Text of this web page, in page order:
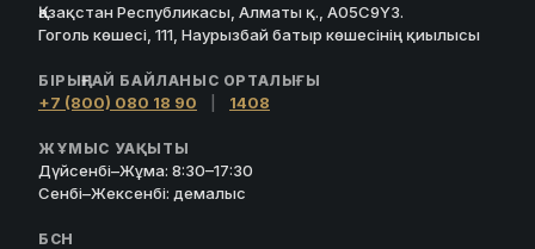
Қазақстан Республикасы, Алматы қ., A05C9Y3.
Гоголь көшесі, 111, Наурызбай батыр көшесінің қиылысы
БІРЫҢҒАЙ БАЙЛАНЫС ОРТАЛЫҒЫ
+7 (800) 080 18 90 1408
ЖҰМЫС УАҚЫТЫ
Дүйсенбі–Жұма: 8:30–17:30
Сенбі–Жексенбі: демалыс
БСН